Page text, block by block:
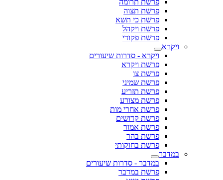
פרשת תרומה
פרשת תצוה
פרשת כי תשא
פרשת ויקהל
פרשת פקודי
ויקרא
ויקרא - סדרות שיעורים
פרשת ויקרא
פרשת צו
פרשת שמיני
פרשת תזריע
פרשת מצורע
פרשת אחרי מות
פרשת קדושים
פרשת אמור
פרשת בהר
פרשת בחוקותי
במדבר
במדבר - סדרות שיעורים
פרשת במדבר